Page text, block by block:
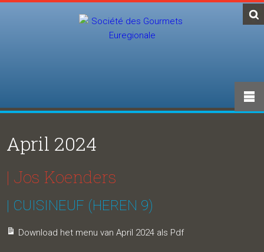
April 2024
| Jos Koenders
| CUISINEUF (HEREN 9)
Download het menu van April 2024 als Pdf